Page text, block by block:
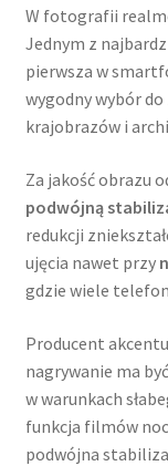
W fotografii
Jednym z
pierwsza w
wygodny wybór
krajobrazów i
Za jakość obrazu
podwójną
redukcji
ujęcia nawet przy
gdzie wiele
Producent
nagrywanie ma
w warunkach
funkcja filmów
podwójna